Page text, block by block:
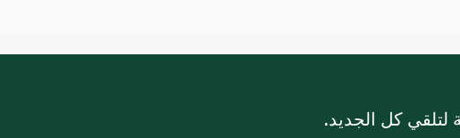
لتلقي كل الجديد.